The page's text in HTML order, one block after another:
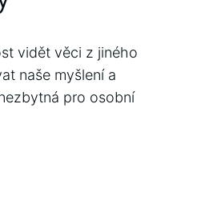
vidět věci z jiného
naše myšlení a
pro osobní